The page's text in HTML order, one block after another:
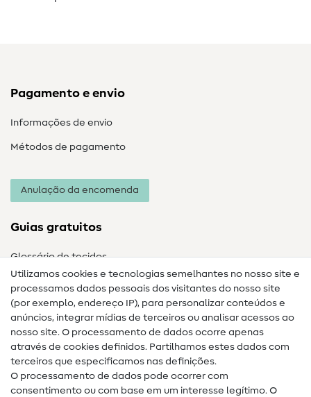
Pagamento e envio
Informações de envio
Métodos de pagamento
Anulação da encomenda
Guias gratuitos
Glossário de tecidos
Guias de costura
Ajuda e contacto
Contacto
Mudança de proprietário
Utilizamos cookies e tecnologias semelhantes no nosso site e
processamos dados pessoais dos visitantes do nosso site
(por exemplo, endereço IP), para personalizar conteúdos e
anúncios, integrar mídias de terceiros ou analisar acessos ao
nosso site. O processamento de dados ocorre apenas
através de cookies definidos. Partilhamos estes dados com
terceiros que especificamos nas definições.
O processamento de dados pode ocorrer com
consentimento ou com base em um interesse legítimo. O